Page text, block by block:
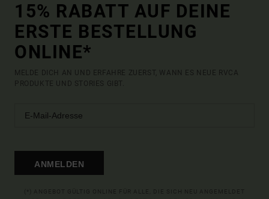
15% RABATT AUF DEINE
ERSTE BESTELLUNG
ONLINE*
MELDE DICH AN UND ERFAHRE ZUERST, WANN ES NEUE RVCA
PRODUKTE UND STORIES GIBT.
ANMELDEN